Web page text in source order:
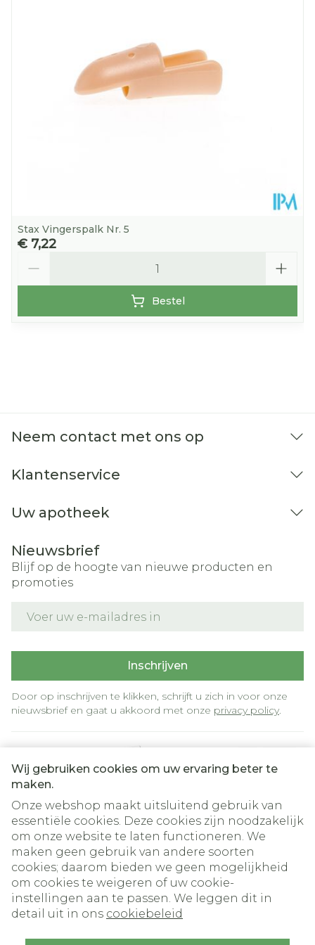
Wij gebruiken cookies om uw ervaring beter te
maken.
Onze webshop maakt uitsluitend gebruik van
essentiële cookies. Deze cookies zijn noodzakelijk
om onze website te laten functioneren. We
maken geen gebruik van andere soorten
cookies; daarom bieden we geen mogelijkheid
om cookies te weigeren of uw cookie-
instellingen aan te passen. We leggen dit in
detail uit in ons cookiebeleid
Stax Vingerspalk Nr. 5
€ 7,22
Bestel
Neem contact met ons op
Klantenservice
Uw apotheek
Nieuwsbrief
Blijf op de hoogte van nieuwe producten en
promoties
Inschrijven
Door op inschrijven te klikken, schrijft u zich in voor onze
nieuwsbrief en gaat u akkoord met onze privacy policy.
Juridische links